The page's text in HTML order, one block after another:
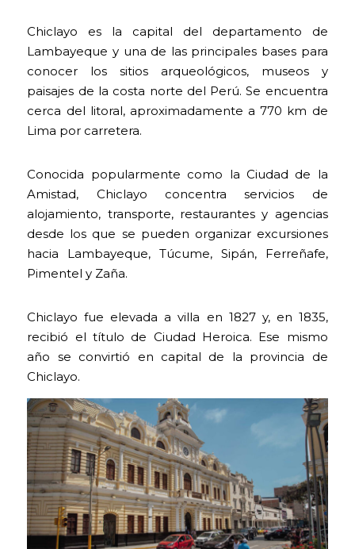
Chiclayo es la capital del departamento de
Lambayeque y una de las principales bases para
conocer los sitios arqueológicos, museos y
paisajes de la costa norte del Perú. Se encuentra
cerca del litoral, aproximadamente a 770 km de
Lima por carretera.
Conocida popularmente como la Ciudad de la
Amistad, Chiclayo concentra servicios de
alojamiento, transporte, restaurantes y agencias
desde los que se pueden organizar excursiones
hacia Lambayeque, Túcume, Sipán, Ferreñafe,
Pimentel y Zaña.
Chiclayo fue elevada a villa en 1827 y, en 1835,
recibió el título de Ciudad Heroica. Ese mismo
año se convirtió en capital de la provincia de
Chiclayo.